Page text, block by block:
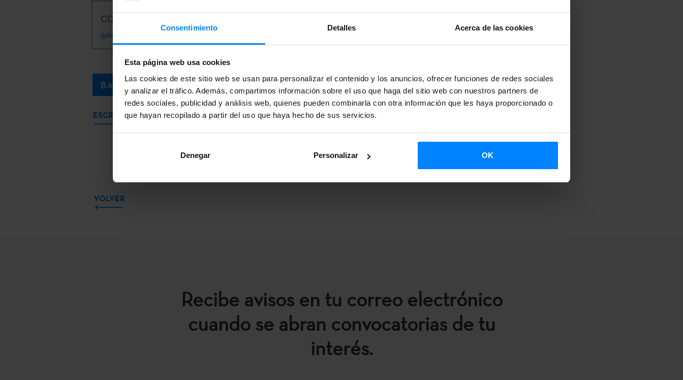
Consentimiento Detalles Acerca de las cookies
Esta página web usa cookies
Las cookies de este sitio web se usan para personalizar el contenido y los anuncios, ofrecer funciones de redes sociales
y analizar el tráfico. Además, compartimos información sobre el uso que haga del sitio web con nuestros partners de
redes sociales, publicidad y análisis web, quienes pueden combinarla con otra información que les haya proporcionado o
que hayan recopilado a partir del uso que haya hecho de sus servicios.
Denegar Personalizar OK
CONTACTO:
galartza@etxepare.eus| +34 943 023 409
BASES
ESCRITOR/A SELECCIONADO/A
VOLVER
Recibe avisos en tu correo electrónico
cuando se abran convocatorias de tu
interés.